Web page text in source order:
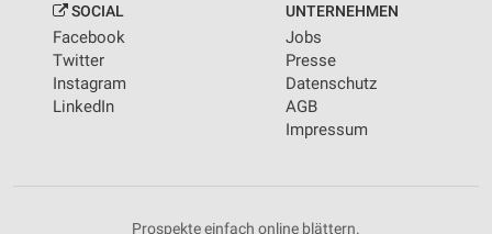
SOCIAL
Facebook
Twitter
Instagram
LinkedIn
UNTERNEHMEN
Jobs
Presse
Datenschutz
AGB
Impressum
Prospekte einfach online blättern.